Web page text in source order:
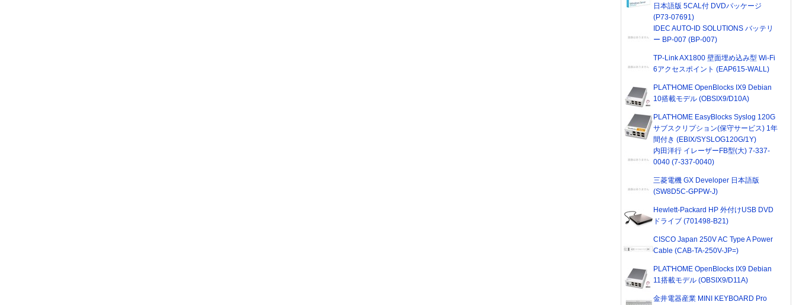
日本語版 5CAL付 DVDパッケージ
(P73-07691)
IDEC AUTO-ID SOLUTIONS バッテリ
ー BP-007 (BP-007)
TP-Link AX1800 壁面埋め込み型 Wi-Fi
6アクセスポイント (EAP615-WALL)
PLAT'HOME OpenBlocks IX9 Debian
10搭載モデル (OBSIX9/D10A)
PLAT'HOME EasyBlocks Syslog 120G
サブスクリプション(保守サービス) 1年
間付き (EBIX/SYSLOG120G/1Y)
内田洋行 イレーザーFB型(大) 7-337-
0040 (7-337-0040)
三菱電機 GX Developer 日本語版
(SW8D5C-GPPW-J)
Hewlett-Packard HP 外付けUSB DVD
ドライブ (701498-B21)
CISCO Japan 250V AC Type A Power
Cable (CAB-TA-250V-JP=)
PLAT'HOME OpenBlocks IX9 Debian
11搭載モデル (OBSIX9/D11A)
金井電器産業 MINI KEYBOARD Pro